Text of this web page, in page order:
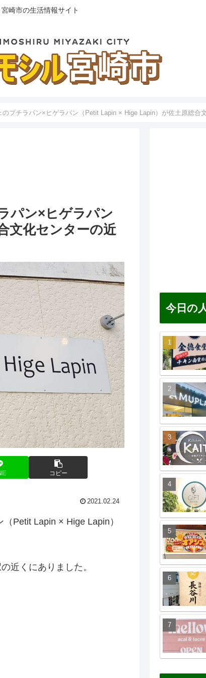
宮崎市の生活情報サイト
のプチラパン×ヒゲラパン（Petit Lapin × Hige Lapin）が佐土原総合
パン×ヒゲラパン
文化センターの近
コピー
2021.02.24
Petit Lapin × Hige Lapin）
近くにありました。
今日の